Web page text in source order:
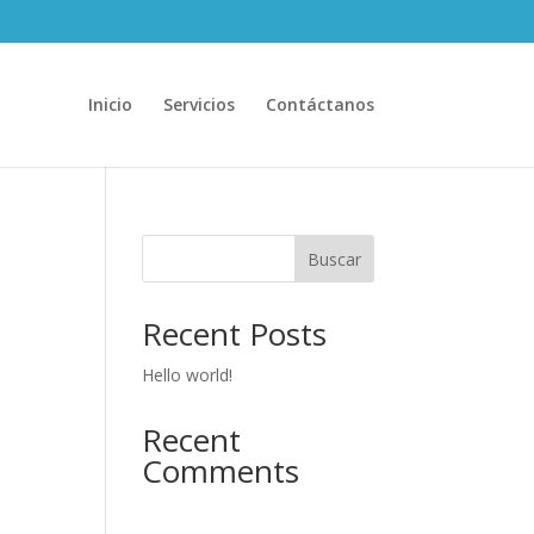
Inicio Servicios Contáctanos
Buscar
Recent Posts
Hello world!
Recent
Comments